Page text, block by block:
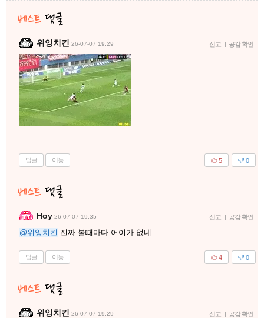
위잉치킨 26-07-07 19:29 신고 | 공감 확인
답글 이동 0
5
Hoy 26-07-07 19:35 신고 | 공감 확인
@위잉치킨 진짜 볼때마다 어이가 없네
답글 이동 0
4
위잉치킨 26-07-07 19:29 신고 | 공감 확인